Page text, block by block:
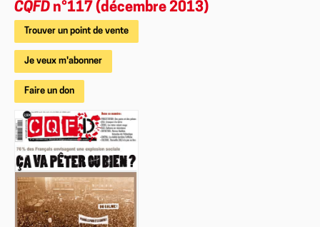
CQFD n°117 (décembre 2013)
Trouver un point de vente
Je veux m'abonner
Faire un don